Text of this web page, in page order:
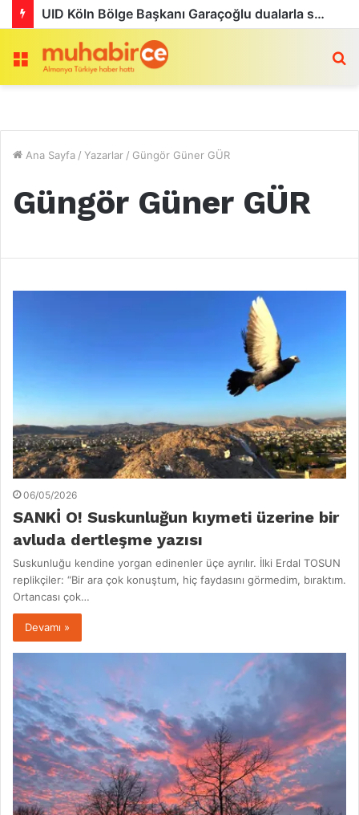
Köln’de Tarihi MMA Gecesi: Furkan Uğur ilk maçını kazandı
Menü
Ana Sayfa / Yazarlar / Güngör Güner GÜR
Güngör Güner GÜR
06/05/2026
SANKİ O! Suskunluğun kıymeti üzerine bir
avluda dertleşme yazısı
Suskunluğu kendine yorgan edinenler üçe ayrılır. İlki Erdal TOSUN
replikçiler: “Bir ara çok konuştum, hiç faydasını görmedim, bıraktım.
Ortancası çok…
Devamı »